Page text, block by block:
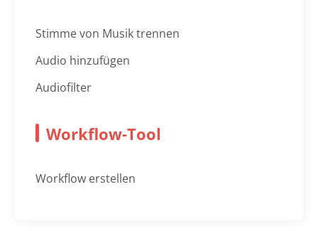
Stimme von Musik trennen
Audio hinzufügen
Audiofilter
Workflow-Tool
Workflow erstellen